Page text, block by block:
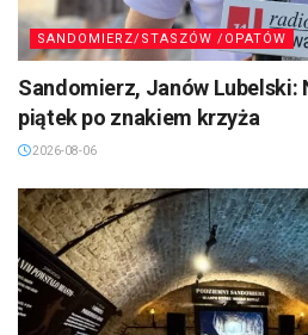
SANDOMIERZ/STASZÓW /OPATÓW
Sandomierz, Janów Lubelski:
piątek po znakiem krzyża
2026-08-06